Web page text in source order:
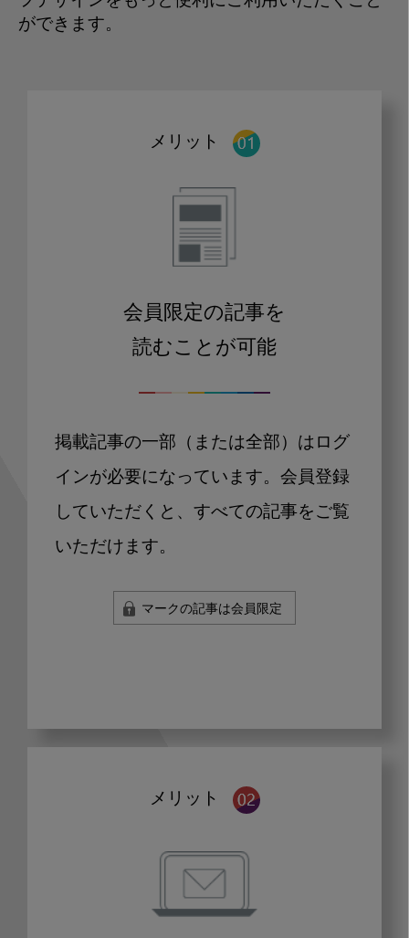
ができます。
メリット
会員限定の記事を
読むことが可能
掲載記事の一部（または全部）はログ
インが必要になっています。会員登録
していただくと、すべての記事をご覧
いただけます。
マークの記事は会員限定
メリット